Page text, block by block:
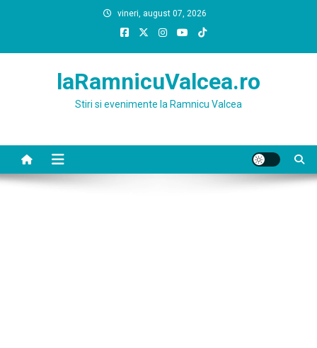
vineri, august 07, 2026
laRamnicuValcea.ro
Stiri si evenimente la Ramnicu Valcea